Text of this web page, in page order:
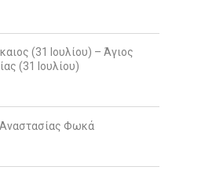
(31 Ιουλίου) – Άγιος
(31 Ιουλίου)
Αναστασίας Φωκά